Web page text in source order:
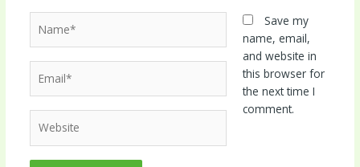
Save my
name, email,
and website in
this browser for
the next time I
comment.